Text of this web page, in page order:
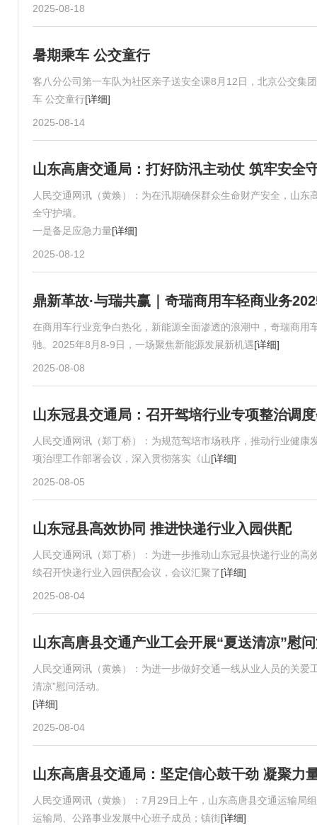
2025-08-18
暑期乘车 公交童行
客八分公司第一车队为社区亲子送安全课8月12日，北京公交集
车 公交童行[详细]
2025-08-14
山东高唐交通局：打好防汛主动仗 筑牢安全
人民交通网讯（黄焕）：为在汛期确保群众生命财产安全，山
全守护墙。
一是备足应急力量[详细]
2025-08-12
鼎新革故·与瑞共赢｜奇瑞商用车轻商业务
在商用车行业竞争白热化，新能源全面渗透的浪潮中，奇瑞商
驰。2025年8月8-9日，一场聚焦新能源发展新机遇[详细]
2025-08-08
山东冠县交通局：召开驾培行业专项整治调
人民交通网讯（郑丁桥）：为规范驾培市场秩序，推动行业健
项治理工作部署会议，深入贯彻落实《山[详细]
2025-08-05
山东冠县高效协同 推进快递行业入园供配
人民交通网讯（郑丁桥）：为进一步推动山东冠县快递行业的
续召开快递行业入园供配会议，会议汇聚了[详细]
2025-08-04
山东高唐县交通产业工会开展“夏送清凉”慰
人民交通网讯（黄焕）：为进一步做好交通一线从业人员的关
清凉”慰问活动。
[详细]
2025-08-04
山东高唐县交通局：坚定信心鼓干劲 凝聚力
人民交通网讯（黄焕）：7月29日上午，山东高唐县交通运输局
运输局、公路事业发展中心班子成员；镇街[详细]